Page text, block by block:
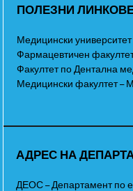
ПОЛЕЗНИ
Медицински
Фармацевтичен
Факултет по Дентална
Медицински факултет –
АДРЕС НА
ДЕОС – Департамент по